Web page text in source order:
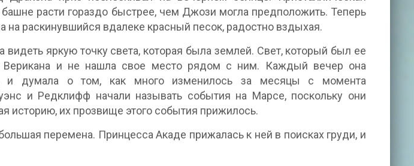
башне расти гораздо быстрее, чем Джози могла предположить. Теперь
на раскинувшийся вдалеке красный песок, радостно вздыхая.
видеть яркую точку света, которая была землей. Свет, который был ее
Верикана и не нашла свое место рядом с ним. Каждый вечер она
и думала о том, как много изменилось за месяцы с момента
и Редклифф начали называть события на Марсе, поскольку они
историю, их прозвище этого события прижилось.
перемена. Принцесса Акаде прижалась к ней в поисках груди, и